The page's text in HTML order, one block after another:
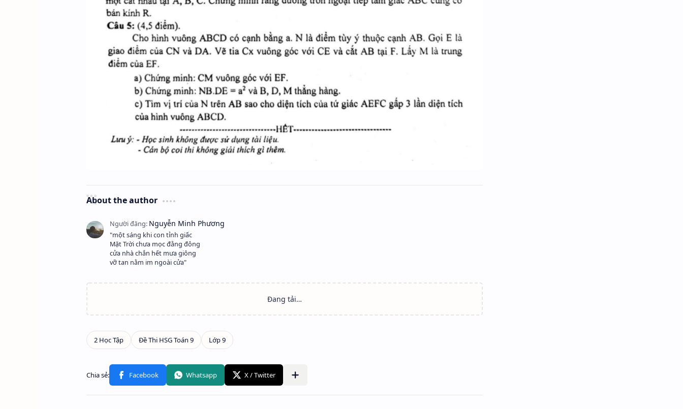
About the author
"một sáng khi con tỉnh giấc
Mặt Trời chưa mọc đằng đông
cửa nhà chắn hết mưa giông
vỡ tan nằm im ngoài cửa"